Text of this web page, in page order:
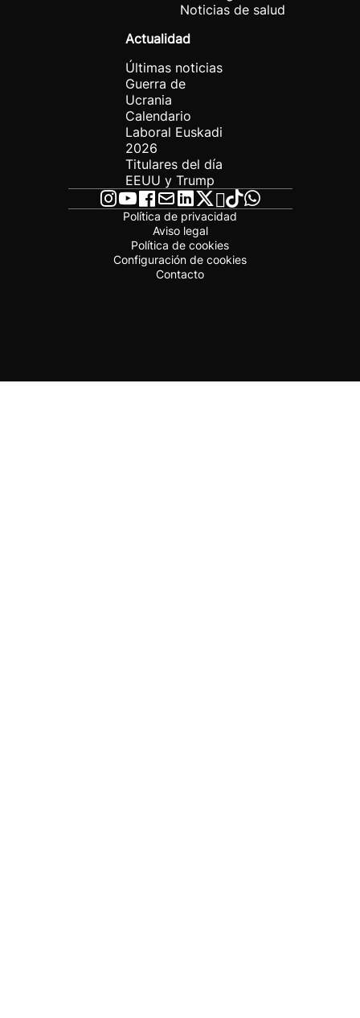
Noticias de salud
Actualidad
Últimas noticias
Guerra de
Ucrania
Calendario
Laboral Euskadi
2026
Titulares del día
EEUU y Trump
Política de privacidad
Aviso legal
Política de cookies
Configuración de cookies
Contacto